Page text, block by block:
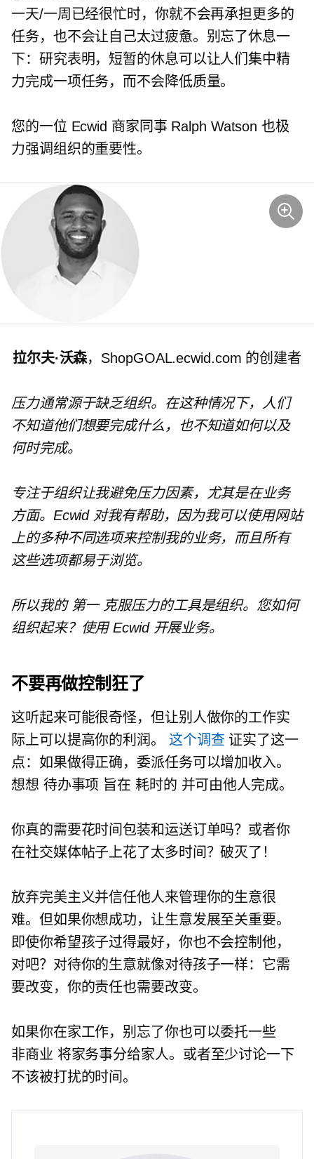
一天/一周已经很忙时，你就不会再承担更多的
任务，也不会让自己太过疲惫。别忘了休息一
下：研究表明，短暂的休息可以让人们集中精
力完成一项任务，而不会降低质量。
您的一位 Ecwid 商家同事 Ralph Watson 也极
力强调组织的重要性。
拉尔夫·沃森，ShopGOAL.ecwid.com 的创建者
压力通常源于缺乏组织。在这种情况下，人们
不知道他们想要完成什么，也不知道如何以及
何时完成。
专注于组织让我避免压力因素，尤其是在业务
方面。Ecwid 对我有帮助，因为我可以使用网站
上的多种不同选项来控制我的业务，​​而且所有
这些选项都易于浏览。
所以我的 第一克服压力的工具是组织。您如何
组织起来？使用 Ecwid 开展业务。
不要再做控制狂了
这听起来可能很奇怪，但让别人做你的工作实
际上可以提高你的利润。 这个调查 证实了这一
点：如果做得正确，委派任务可以增加收入。
想想 待办事项 旨在 耗时的 并可由他人完成。
你真的需要花时间包装和运送订单吗？或者你
在社交媒体帖子上花了太多时间？破灭了！
放弃完美主义并信任他人来管理你的生意很
难。但如果​​你想成功，让生意发展至关重要。
即使你希望孩子过得最好，你也不会控制他，
对吧？对待你的生意就像对待孩子一样：它需
要改变，你的责任也需要改变。
如果你在家工作，别忘了你也可以委托一些
非商业 将家务事分给家人。或者至少讨论一下
不该被打扰的时间。